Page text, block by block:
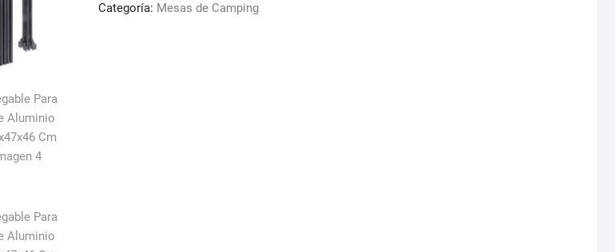
Aluminio
Categoría: Mesas de Camping